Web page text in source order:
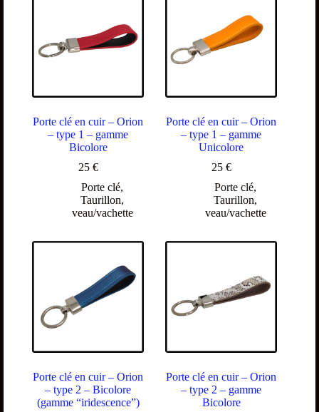
Porte clé en cuir – Orion
– type 1 – gamme
Bicolore
25 €
Porte clé,
Taurillon,
veau/vachette
Porte clé en cuir – Orion
– type 1 – gamme
Unicolore
25 €
Porte clé,
Taurillon,
veau/vachette
Porte clé en cuir – Orion
– type 2 – Bicolore
(gamme “iridescence”)
Porte clé en cuir – Orion
– type 2 – gamme
Bicolore